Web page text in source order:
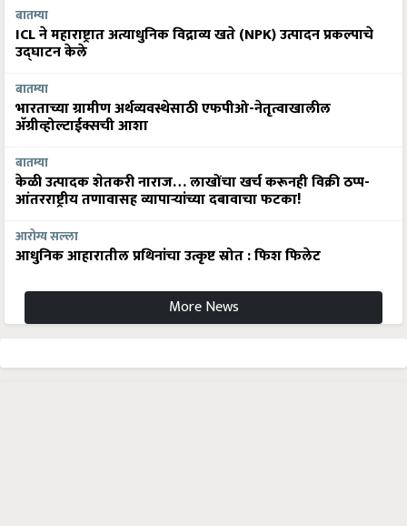
बातम्या
ICL ने महाराष्ट्रात अत्याधुनिक विद्राव्य खते (NPK) उत्पादन प्रकल्पाचे
उद्घाटन केले
बातम्या
भारताच्या ग्रामीण अर्थव्यवस्थेसाठी एफपीओ-नेतृत्वाखालील
अ‍ॅग्रीव्होल्टाईक्सची आशा
बातम्या
केळी उत्पादक शेतकरी नाराज… लाखोंचा खर्च करूनही विक्री ठप्प-
आंतरराष्ट्रीय तणावासह व्यापाऱ्यांच्या दबावाचा फटका!
आरोग्य सल्ला
आधुनिक आहारातील प्रथिनांचा उत्कृष्ट स्रोत : फिश फिलेट
More News